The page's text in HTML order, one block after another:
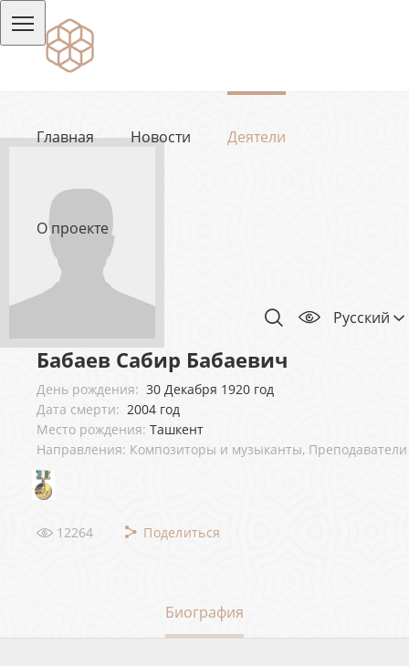
Главная Новости Деятели
О проекте
Русский
Бабаев Сабир Бабаевич
День рождения: 30 Декабря 1920 год
Дата смерти: 2004 год
Место рождения: Ташкент
Направления: Композиторы и музыканты, Преподаватели
12264 Поделиться
Биография